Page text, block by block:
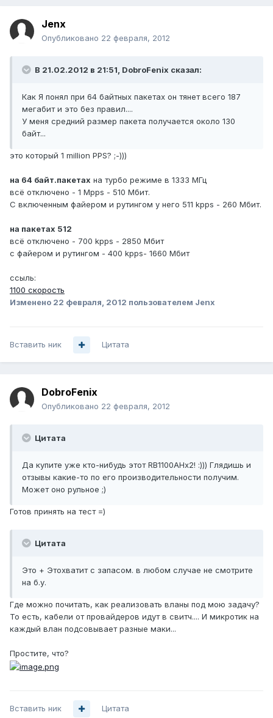
Jenx
Опубликовано 22 февраля, 2012
В 21.02.2012 в 21:51, DobroFenix сказал:
Как Я понял при 64 байтных пакетах он тянет всего 187
мегабит и это без правил....
У меня средний размер пакета получается около 130
байт...
это который 1 million PPS? ;-)))
на 64 байт.пакетах на турбо режиме в 1333 МГц
всё отключено - 1 Mpps - 510 Мбит.
С включенным файером и рутингом у него 511 kpps - 260 Мбит.
на пакетах 512
всё отключено - 700 kpps - 2850 Мбит
с файером и рутингом - 400 kpps- 1660 Мбит
ссыль:
1100 скорость
Изменено 22 февраля, 2012 пользователем Jenx
Вставить ник Цитата
DobroFenix
Опубликовано 22 февраля, 2012
Цитата
Да купите уже кто-нибудь этот RB1100AHx2! :))) Глядишь и
отзывы какие-то по его производительности получим.
Может оно рульное ;)
Готов принять на тест =)
Цитата
Это + Этохватит с запасом. в любом случае не смотрите
на б.у.
Где можно почитать, как реализовать вланы под мою задачу?
То есть, кабели от провайдеров идут в свитч.... И микротик на
каждый влан подсовывает разные маки...
Простите, что?
Вставить ник Цитата